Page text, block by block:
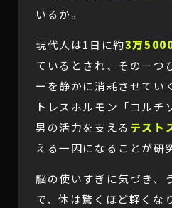
いるか。
現代人は1日に約3万
ているとされ、その一つ
ーを静かに消耗させてい
トレスホルモン「コルチ
男の活力を支える テスト
える一因になることが研
脳の使いすぎに気づき、
で、体は驚くほど軽くな